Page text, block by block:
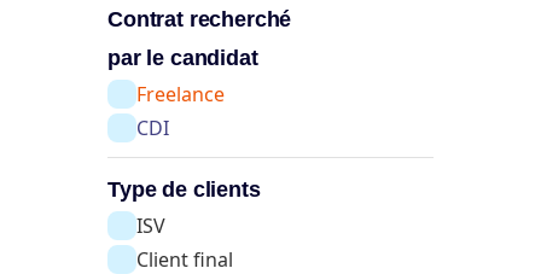
Contrat recherché
par le candidat
Freelance
CDI
Type de clients
ISV
Client final